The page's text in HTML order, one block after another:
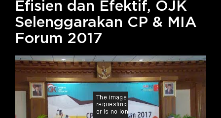
Efisien dan Efektif, OJK
Selenggarakan CP & MIA
Forum 2017